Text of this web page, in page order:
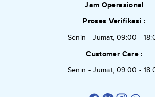
Jam Operasional
Proses Verifikasi :
Senin - Jumat, 09:00 -
Customer Care :
Senin - Jumat, 09:00 -